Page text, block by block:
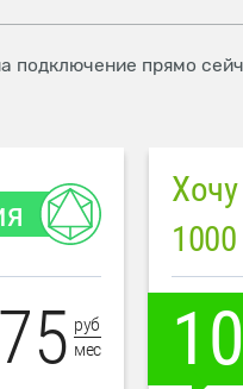
подключение прямо
руб
мес
1000